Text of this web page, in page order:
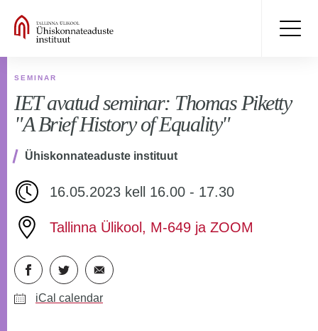
SEMINAR
IET avatud seminar: Thomas Piketty
"A Brief History of Equality"
Ühiskonnateaduste instituut
16.05.2023 kell 16.00 - 17.30
Tallinna Ülikool, M-649 ja ZOOM
iCal calendar